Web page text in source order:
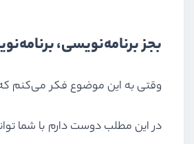
بجز برنامه‌نویسی،
وقتی به این موضوع فکر می‌کنم که
در این مطلب دوست دارم با شما